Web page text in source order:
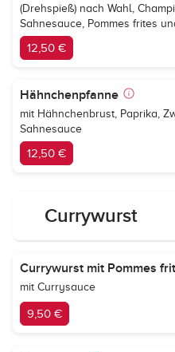
(Drehspieß) nach Wahl,
Sahnesauce, Pommes frites
12,50 €
Hähnchenpfanne
mit Hähnchenbrust, Paprika,
Sahnesauce
12,50 €
Currywurst
Currywurst mit Pommes
mit Currysauce
9,50 €